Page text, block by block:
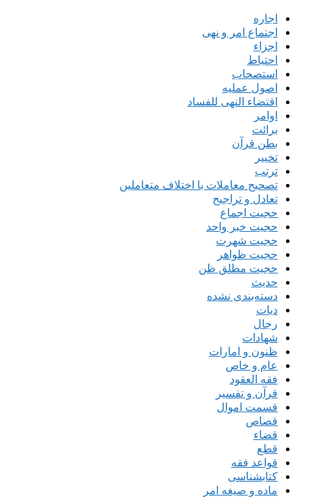
اجاره
اجتماع امر و نهی
اجزاء
احتیاط
استصحاب
اصول عملیه
اقتضاء النهی للفساد
اوامر
برائت
بطن قرآن
تخییر
ترتب
تصحیح معاملات با اختلاف متعاملین
تعادل و تراجیح
حجیت اجماع
حجیت خبر واحد
حجیت شهرت
حجیت ظواهر
حجیت مطلق ظن
حدیث
دسته‌بندی نشده
دیات
رجال
شهادات
ظنون و امارات
عام و خاص
فقه العقود
قرآن و تفسیر
قسمت اموال
قصاص
قضاء
قطع
قواعد فقه
کتابشناسی
ماده و صیغه امر